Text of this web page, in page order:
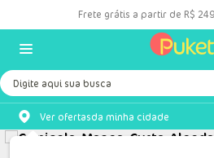
Frete grátis a partir de R$
Digite aqui sua busca
Ver ofertasda minha cidade